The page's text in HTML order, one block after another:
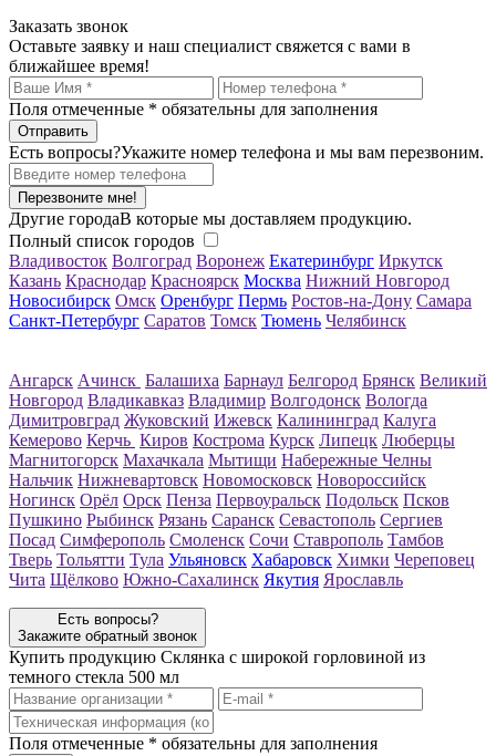
Заказать звонок
Оставьте заявку и наш специалист свяжется с вами в
ближайшее время!
Поля отмеченные * обязательны для заполнения
Есть вопросы?Укажите номер телефона и мы вам перезвоним.
Перезвоните мне!
Другие городаВ которые мы доставляем продукцию.
Полный список городов
Владивосток Волгоград Воронеж Екатеринбург Иркутск
Казань Краснодар Красноярск Москва Нижний Новгород
Новосибирск Омск Оренбург Пермь Ростов-на-Дону Самара
Санкт-Петербург Саратов Томск Тюмень Челябинск
Ангарск Ачинск Балашиха Барнаул Белгород Брянск Великий
Новгород Владикавказ Владимир Волгодонск Вологда
Димитровград Жуковский Ижевск Калининград Калуга
Кемерово Керчь Киров Кострома Курск Липецк Люберцы
Магнитогорск Махачкала Мытищи Набережные Челны
Нальчик Нижневартовск Новомосковск Новороссийск
Ногинск Орёл Орск Пенза Первоуральск Подольск Псков
Пушкино Рыбинск Рязань Саранск Севастополь Сергиев
Посад Симферополь Смоленск Сочи Ставрополь Тамбов
Тверь Тольятти Тула Ульяновск Хабаровск Химки Череповец
Чита Щёлково Южно-Сахалинск Якутия Ярославль
Есть вопросы?
Закажите обратный звонок
Купить продукцию Склянка с широкой горловиной из
темного стекла 500 мл
Поля отмеченные * обязательны для заполнения